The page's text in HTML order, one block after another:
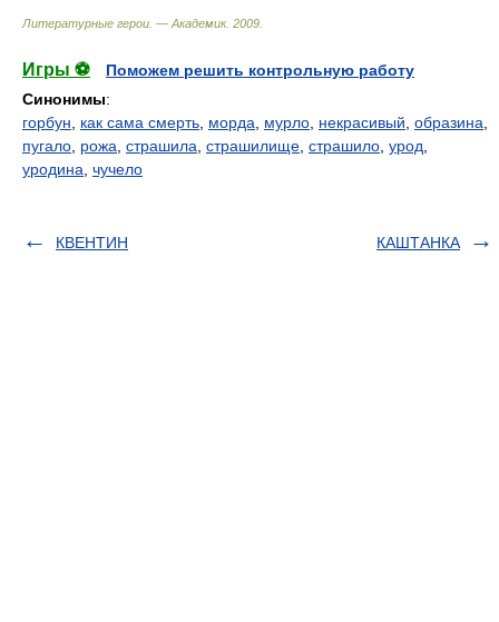
Литературные герои. — Академик. 2009
Игры ⚽
Поможем решить контрольную работу
Синонимы:
горбун
как сама смерть морда мурло некрасивый образина
пугало рожа страшила страшилище страшило урод
уродина чучело
КВЕНТИН КАШТАНКА